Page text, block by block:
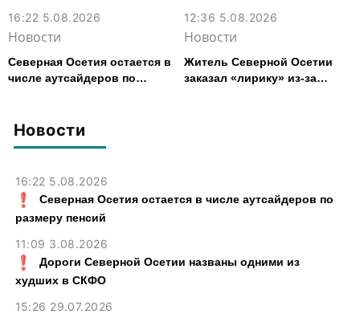
Новости
16:22 5.08.2026
Северная Осетия остается в числе аутсайдеров по
размеру пенсий
11:09 3.08.2026
Дороги Северной Осетии названы одними из
худших в СКФО
15:26 29.07.2026
16:22 5.08.2026
Новости
Северная Осетия остается в
числе аутсайдеров по
12:36 5.08.2026
Новости
Житель Северной Осетии
заказал «лирику» из-за